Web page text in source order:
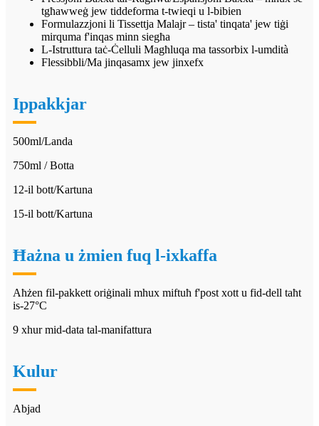
tgħawweġ jew tiddeforma t-twieqi u l-bibien
Formulazzjoni li Tissettja Malajr – tista' tinqata' jew tiġi
mirquma f'inqas minn siegħa
L-Istruttura taċ-Ċelluli Magħluqa ma tassorbix l-umdità
Flessibbli/Ma jinqasamx jew jinxefx
Ippakkjar
500ml/Landa
750ml / Botta
12-il bott/Kartuna
15-il bott/Kartuna
Ħażna u żmien fuq l-ixkaffa
Aħżen fil-pakkett oriġinali mhux miftuħ f'post xott u fid-dell taħt
is-27°C
9 xhur mid-data tal-manifattura
Kulur
Abjad